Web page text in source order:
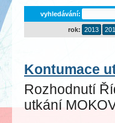
vyhledávání:
rok: 2013
Kontumace
Rozhodnutí
utkání